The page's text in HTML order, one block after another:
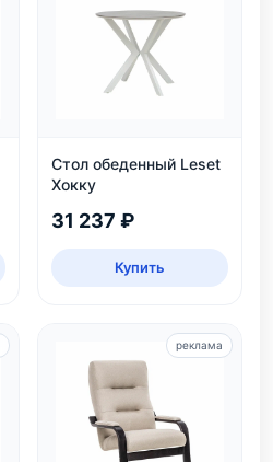
Стол обеденный Leset
Хокку
31 237 ₽
Купить
реклама